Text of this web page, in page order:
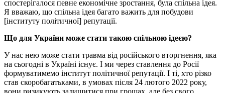
спостерігалося певне економічне зростання, була спільна ідея.
Я вважаю, що спільна ідея багато важить для побудови
[інституту політичної] репутації.
Що для України може стати такою спільною ідеєю?
У нас нею може стати травма від російського вторгнення, яка
на сьогодні в Україні існує. І ми через ставлення до Росії
формуватимемо інститут політичної репутації. І ті, хто різко
став скоробагатьками, в умовах після 24 лютого 2022 року,